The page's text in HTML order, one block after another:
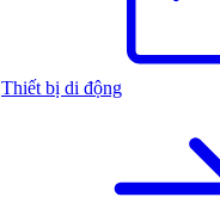
Thiết bị di động